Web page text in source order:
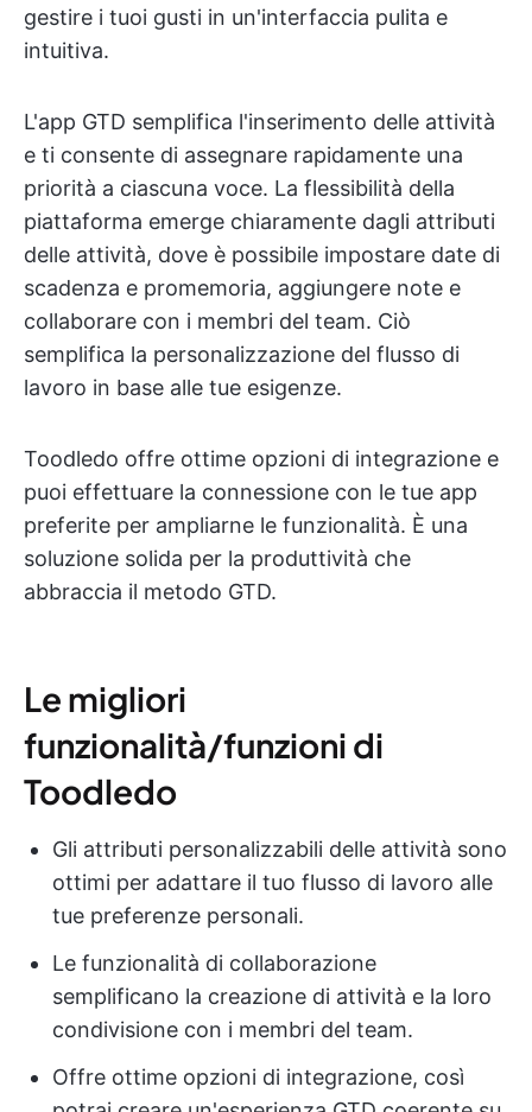
gestire i tuoi gusti in un'interfaccia pulita e
intuitiva.
L'app GTD semplifica l'inserimento delle attività
e ti consente di assegnare rapidamente una
priorità a ciascuna voce. La flessibilità della
piattaforma emerge chiaramente dagli attributi
delle attività, dove è possibile impostare date di
scadenza e promemoria, aggiungere note e
collaborare con i membri del team. Ciò
semplifica la personalizzazione del flusso di
lavoro in base alle tue esigenze.
Toodledo offre ottime opzioni di integrazione e
puoi effettuare la connessione con le tue app
preferite per ampliarne le funzionalità. È una
soluzione solida per la produttività che
abbraccia il metodo GTD.
Le migliori
funzionalità/funzioni di
Toodledo
Gli attributi personalizzabili delle attività sono
ottimi per adattare il tuo flusso di lavoro alle
tue preferenze personali.
Le funzionalità di collaborazione
semplificano la creazione di attività e la loro
condivisione con i membri del team.
Offre ottime opzioni di integrazione, così